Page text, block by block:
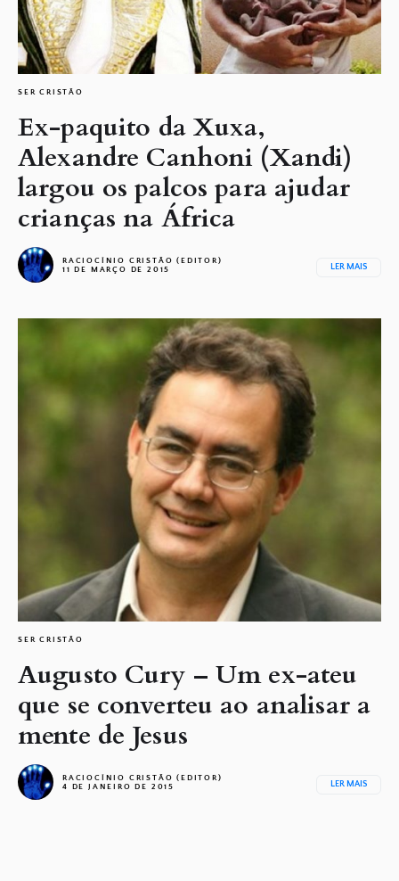
SER CRISTÃO
Ex-paquito da Xuxa,
Alexandre Canhoni (Xandi)
largou os palcos para ajudar
crianças na África
RACIOCÍNIO CRISTÃO (EDITOR)
11 DE MARÇO DE 2015
LER MAIS
SER CRISTÃO
Augusto Cury – Um ex-ateu
que se converteu ao analisar a
mente de Jesus
RACIOCÍNIO CRISTÃO (EDITOR)
4 DE JANEIRO DE 2015
LER MAIS